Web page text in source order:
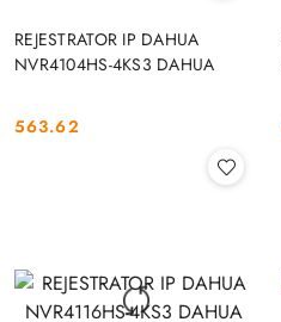
REJESTRATOR IP DAHUA
NVR4104HS-4KS3 DAHUA
Cena:
563.62